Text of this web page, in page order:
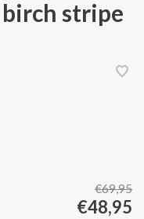
birch stripe
€69,95
€48,95